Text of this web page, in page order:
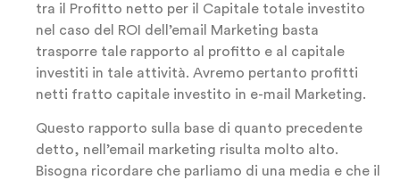
tra il Profitto netto per il Capitale totale investito
nel caso del ROI dell’email Marketing basta
trasporre tale rapporto al profitto e al capitale
investiti in tale attività. Avremo pertanto profitti
netti fratto capitale investito in e-mail Marketing.
Questo rapporto sulla base di quanto precedente
detto, nell’email marketing risulta molto alto.
Bisogna ricordare che parliamo di una media e che il